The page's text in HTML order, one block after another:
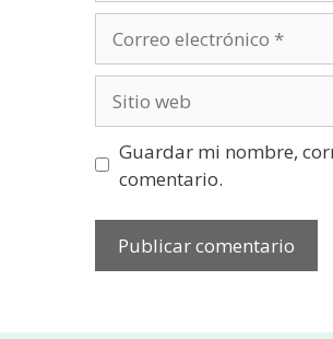
electrónico
web
Guardar mi nombre,
comentario.